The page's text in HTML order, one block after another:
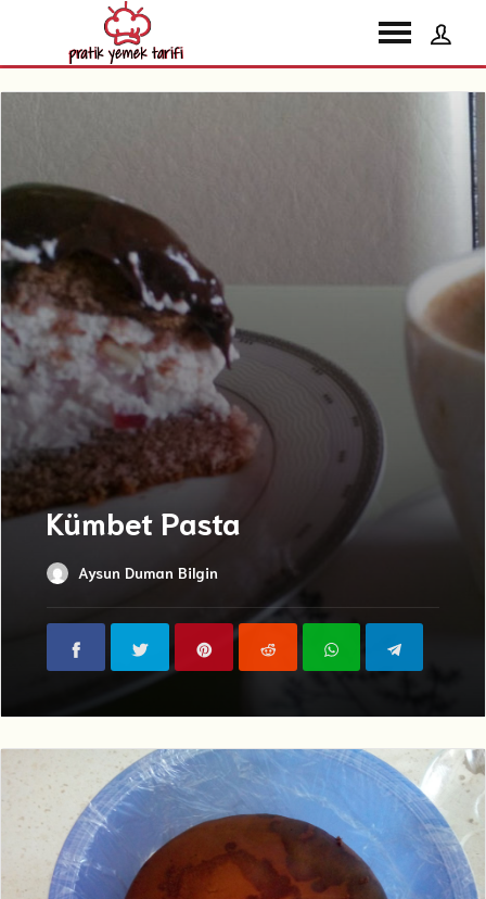
Kümbet Pasta
Aysun Duman Bilgin